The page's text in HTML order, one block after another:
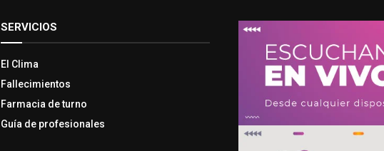
SERVICIOS
El Clima
Fallecimientos
Farmacia de turno
Guía de profesionales